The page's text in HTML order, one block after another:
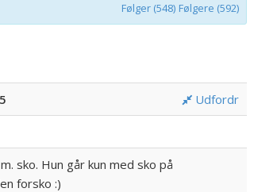
Følger (548) Følgere (592)
5 Udfordr
sko. Hun går kun med sko på
forsko :)